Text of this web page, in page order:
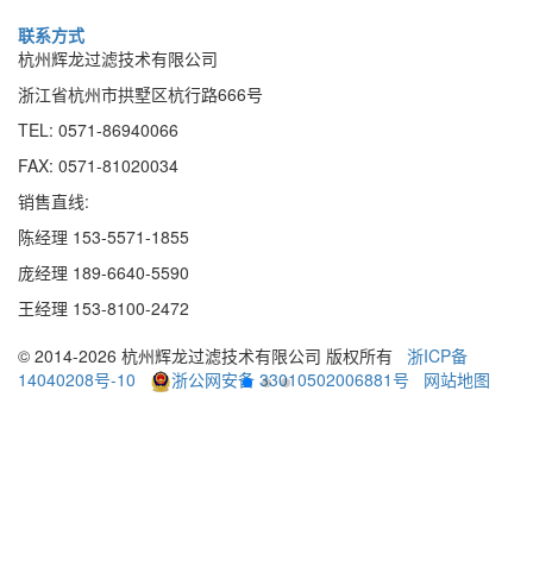
联系方式
杭州辉龙过滤技术有限公司
浙江省杭州市拱墅区杭行路666号
TEL: 0571-86940066
FAX: 0571-81020034
销售直线:
陈经理 153-5571-1855
庞经理 189-6640-5590
王经理 153-8100-2472
© 2014-2026 杭州辉龙过滤技术有限公司 版权所有 浙ICP备
14040208号-10
浙公网安备 33010502006881号 网站地图